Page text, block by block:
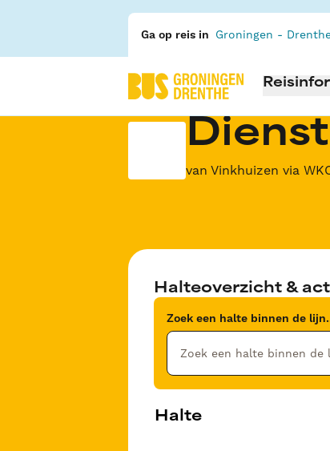
Ga op reis in Groningen -
van Vinkhuizen via
Halteoverzicht &
Zoek een halte binnen de
Halte